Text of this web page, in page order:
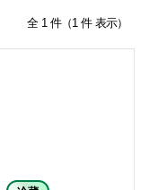
全 1 件（1 件 表示）